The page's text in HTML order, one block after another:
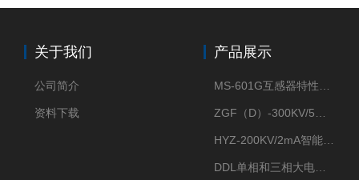
关于我们
公司简介
资料下载
产品展示